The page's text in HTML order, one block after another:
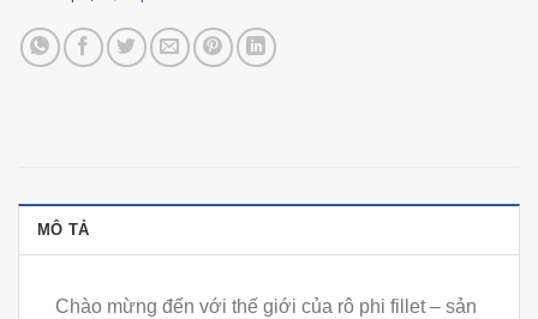
MÔ TẢ
Chào mừng đến với thế giới của rô phi fillet – sản